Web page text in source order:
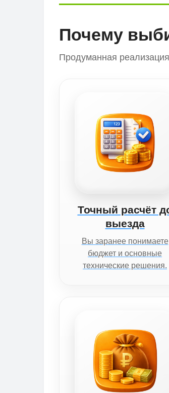
Почему
Продуманная
Точный расчёт
выезда
Вы заранее понимаете
бюджет и основные
технические решения.